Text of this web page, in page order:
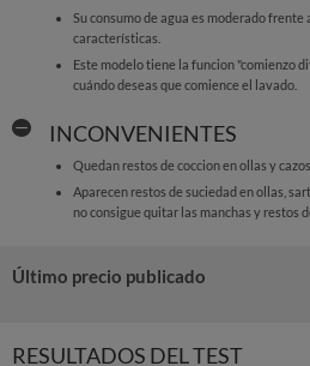
Su consumo de agua es moderado
características.
Este modelo tiene la funcion "comienzo
cuándo deseas que comience el lavado.
INCONVENIENTES
Quedan restos de coccion en ollas y
Aparecen restos de suciedad en ollas,
no consigue quitar las manchas y restos
Último precio publicado
RESULTADOS DEL TEST